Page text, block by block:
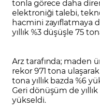
tonla görece daha
elektroniği talebi,
hacmini zayıflatmaya
yıllık %3 düşüşle 75
Arz tarafında; maden
rekor 971 tona ulaşarak
tona yıllık bazda %6
Geri dönüşüm de
yükseldi.